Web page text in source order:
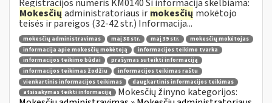
Registracijos numeris KM0140 Ši informacija skelbiama:
Mokesčių administratoriaus ir mokesčių mokėtojo
teisės ir pareigos (32-42 str.) Informacija...
mokesčių administravimas maį 38 str. maį 39 str.
mokesčių mokėtojas
informacija apie mokesčių mokėtoją
informacijos teikimo tvarka
informacijos teikimo būdai
prašymas suteikti informaciją
informacijos teikimas žodžiu
informacijos teikimas raštu
vienkartinis informacijos teikimas
daugkartinis informacijos teikimas
atsisakymas teikti informaciją
Mokesčių žinyno kategorijos: